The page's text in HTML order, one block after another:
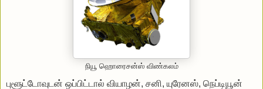
நியூ ஹொரைசன்ஸ் விண்கலம்
புளூட்டோவுடன் ஒப்பிட்டால் வியாழன், சனி, யுரேனஸ், நெப்டியூன்